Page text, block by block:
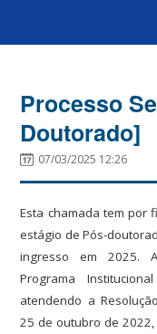
Processo
Doutorado]
07/03/2025 12:26
Esta chamada tem por
estágio de Pós-
ingresso em 2025.
Programa
atendendo a
25 de outubro de